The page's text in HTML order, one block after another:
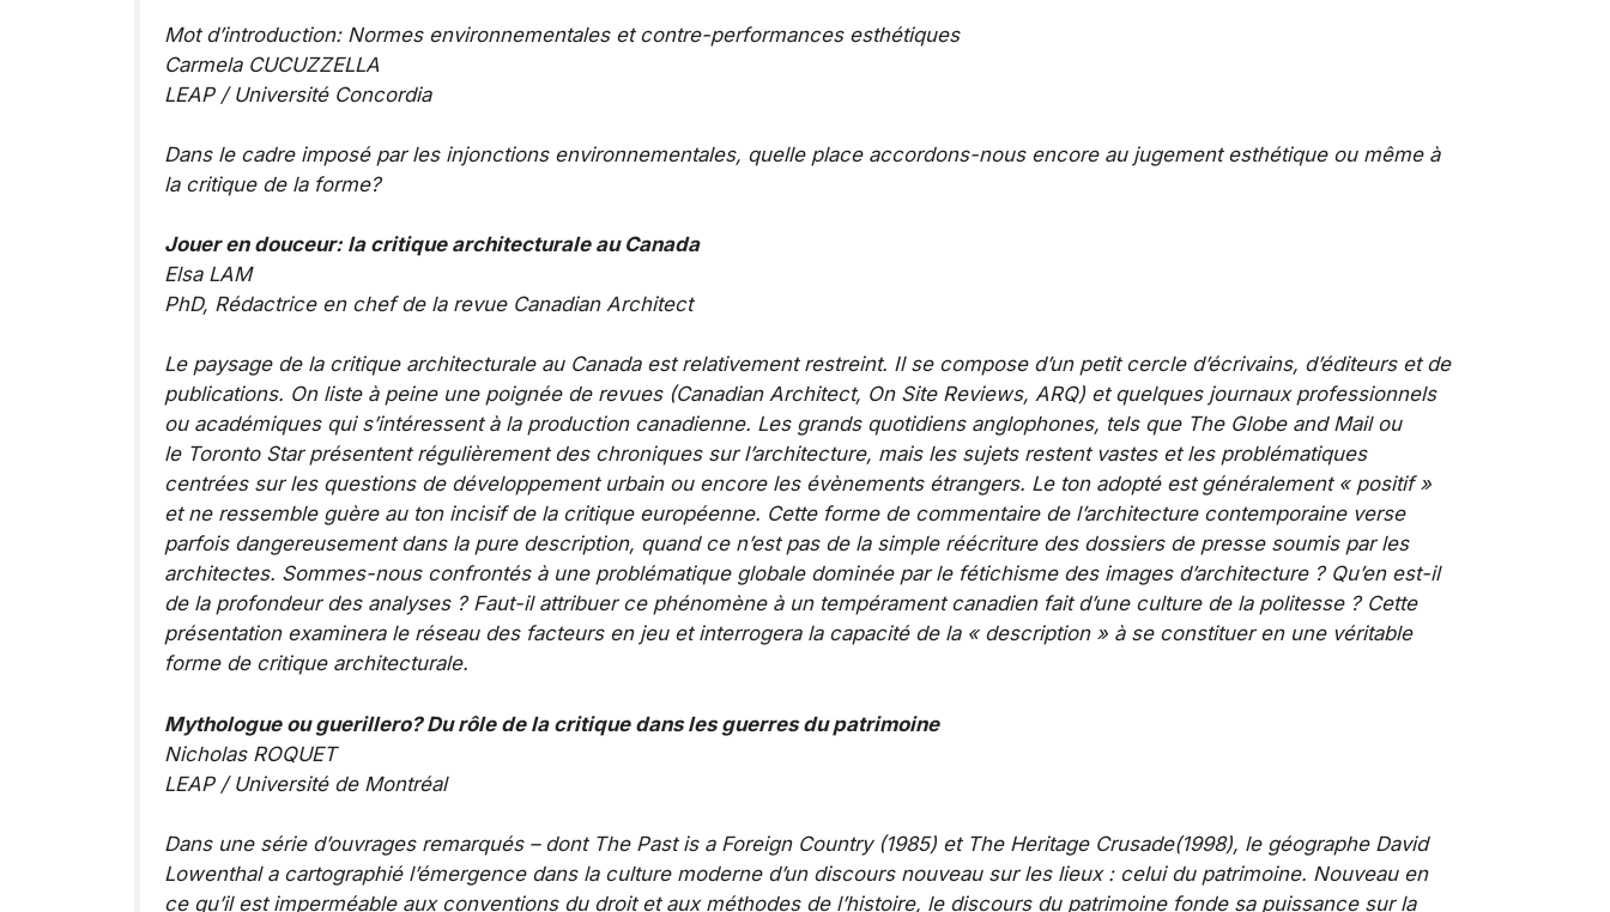
Mot d’introduction: Normes environnementales et contre-performances esthétiques
Carmela CUCUZZELLA
LEAP / Université Concordia
Dans le cadre imposé par les injonctions environnementales, quelle place accordons-­nous encore au jugement esthétique ou même à
la critique de la forme?
Jouer en douceur: la critique architecturale au Canada
Elsa LAM
PhD, Rédactrice en chef de la revue Canadian Architect
Le paysage de la critique architecturale au Canada est relativement restreint. Il se compose d’un petit cercle d’écrivains, d’éditeurs et de
publications. On liste à peine une poignée de revues (Canadian Architect, On Site Reviews, ARQ) et quelques journaux professionnels
ou académiques qui s’intéressent à la production canadienne. Les grands quotidiens anglophones, tels que The Globe and Mailou
le Toronto Starprésentent régulièrement des chroniques sur l’architecture, mais les sujets restent vastes et les problématiques
centrées sur les questions de développement urbain ou encore les évènements étrangers. Le ton adopté est généralement « positif »
et ne ressemble guère au ton incisif de la critique européenne. Cette forme de commentaire de l’architecture contemporaine verse
parfois dangereusement dans la pure description, quand ce n’est pas de la simple réécriture des dossiers de presse soumis par les
architectes. Sommes-­nous confrontés à une problématique globale dominée par le fétichisme des images d’architecture ? Qu’en est-­il
de la profondeur des analyses ? Faut-­il attribuer ce phénomène à un tempérament canadien fait d’une culture de la politesse ? Cette
présentation examinera le réseau des facteurs en jeu et interrogera la capacité de la « description » à se constituer en une véritable
forme de critique architecturale.
Mythologue ou guerillero? Du rôle de la critique dans les guerres du patrimoine
Nicholas ROQUET
LEAP / Université de Montréal
Dans une série d’ouvrages remarqués – dont The Past is a Foreign Country(1985) et The Heritage Crusade(1998), le géographe David
Lowenthal a cartographié l’émergence dans la culture moderne d’un discours nouveau sur les lieux : celui du patrimoine. Nouveau en
ce qu’il est imperméable aux conventions du droit et aux méthodes de l’histoire, le discours du patrimoine fonde sa puissance sur la